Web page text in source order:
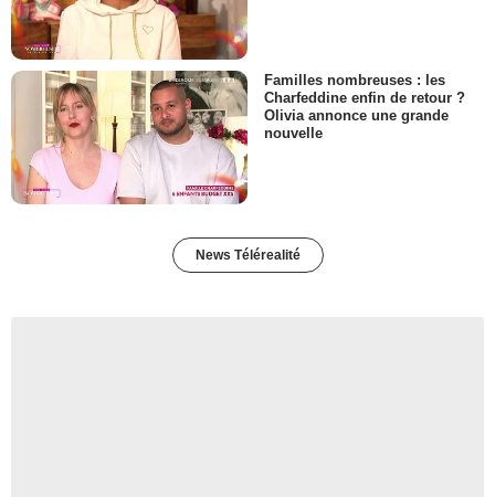
Familles nombreuses : les
Charfeddine enfin de retour ?
Olivia annonce une grande
nouvelle
News Télérealité